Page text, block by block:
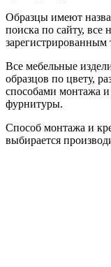
Образцы имеют
поиска по сайту, все
Все мебельные
образцов по цвету,
способами монтажа
фурнитуры.
Способ монтажа и
выбирается